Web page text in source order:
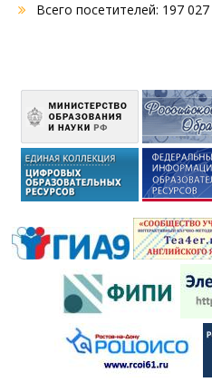
Всего посетителей: 197 027